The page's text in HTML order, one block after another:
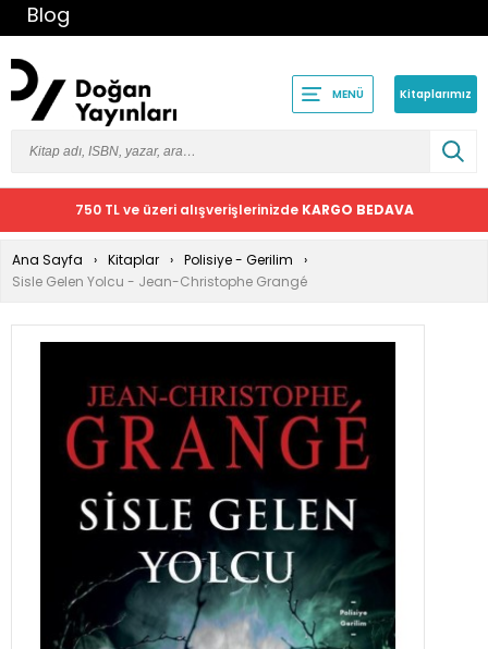
Blog
MENÜ Kitaplarımız
750 TL ve üzeri alışverişlerinizde KARGO BEDAVA
Ana Sayfa Kitaplar
Polisiye - Gerilim
Sisle Gelen Yolcu - Jean-Christophe Grangé